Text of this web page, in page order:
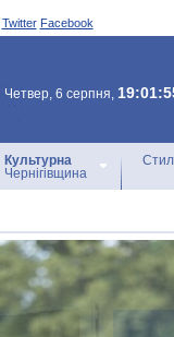
Twitter Facebook
Четвер, 6 серпня,
Культурна
Чернігівщина